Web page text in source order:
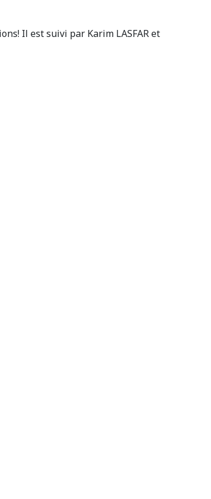
Il est suivi par Karim LASFAR et